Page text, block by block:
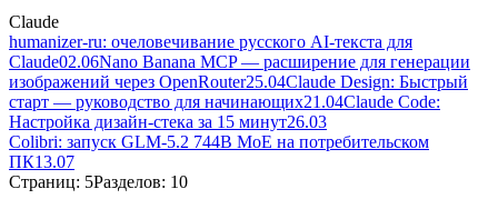
Claude
humanizer-ru: очеловечивание русского AI-текста для
Claude02.06Nano Banana MCP — расширение для генерации
изображений через OpenRouter25.04Claude Design: Быстрый
старт — руководство для начинающих21.04Claude Code:
Настройка дизайн-стека за 15 минут26.03
Colibri: запуск GLM-5.2 744B MoE на потребительском
ПК13.07
Страниц: 5Разделов: 10